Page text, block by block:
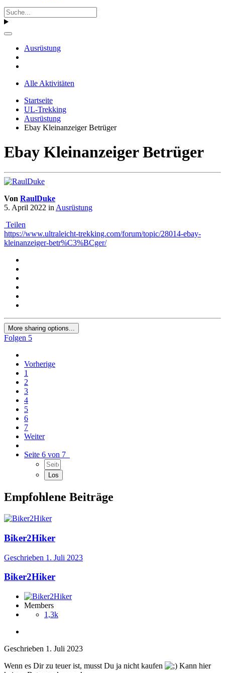
Ausrüstung
Alle Aktivitäten
Startseite
UL-Trekking
Ausrüstung
Ebay Kleinanzeiger Betrüger
Ebay Kleinanzeiger Betrüger
Von RaulDuke
5. April 2022 inAusrüstung
Teilen
https://www.ultraleicht-trekking.com/forum/topic/28014-ebay-
kleinanzeiger-betr%C3%BCger/
More sharing options...
Folgen 5
Vorherige
1
2
3
4
5
6
7
Weiter
Seite 6 von 7
Empfohlene Beiträge
Biker2Hiker
Geschrieben 1. Juli 2023
Biker2Hiker
Members
1,3k
Geschrieben 1. Juli 2023
Wenn es Dir zu teuer ist, musst Du ja nicht kaufen
Kann hier